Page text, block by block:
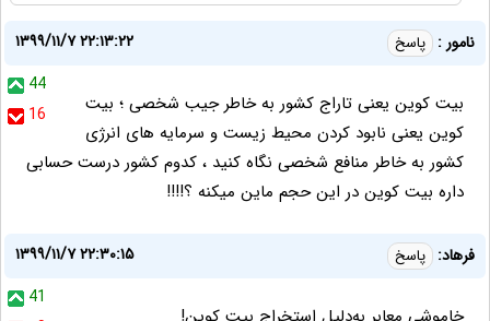
نامور : پاسخ
۱۳۹۹/۱۱/۷ ۲۲:۱۳:۲۲
44
16
بیت کوین یعنی تاراج کشور به خاطر جیب شخصی ؛ بیت
کوین یعنی نابود کردن محیط زیست و سرمایه های انرژی
کشور به خاطر منافع شخصی نگاه کنید ، کدوم کشور درست حسابی
داره بیت کوین در این حجم ماین میکنه ؟!!!!
فرهاد: پاسخ
۱۳۹۹/۱۱/۷ ۲۲:۳۰:۱۵
41